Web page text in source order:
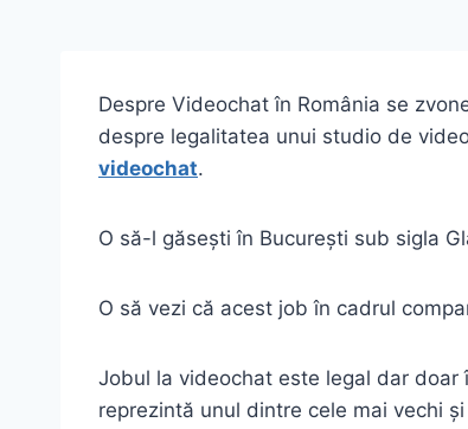
Despre Videochat în România se
despre legalitatea unui studio de
videochat.
O să-l găsești în București sub sigla
O să vezi că acest job în cadrul
Jobul la videochat este legal dar doar
reprezintă unul dintre cele mai vechi